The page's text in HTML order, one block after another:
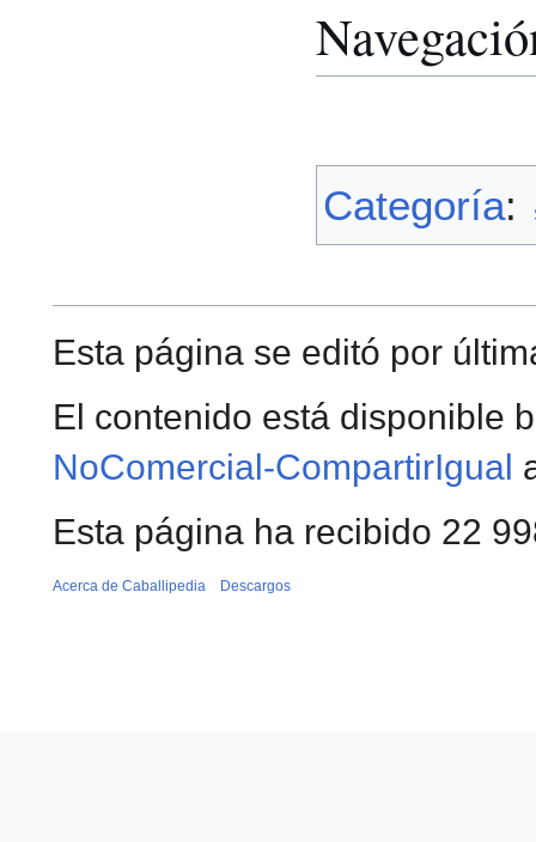
Categoría:
Esta página se editó por
El contenido está disponible
NoComercial-CompartirIgual
Esta página ha recibido 22
Acerca de Caballipedia Descargos